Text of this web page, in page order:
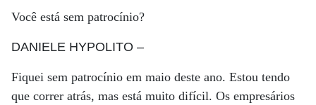
Você está sem patrocínio?
DANIELE HYPOLITO –
Fiquei sem patrocínio em maio deste ano. Estou tendo
que correr atrás, mas está muito difícil. Os empresários